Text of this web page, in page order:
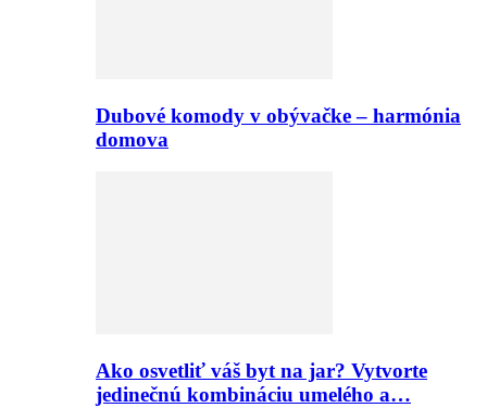
Dubové komody v obývačke – harmónia
domova
Ako osvetliť váš byt na jar? Vytvorte
jedinečnú kombináciu umelého a…